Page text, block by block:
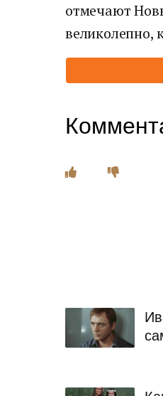
отмечают
великолепно,